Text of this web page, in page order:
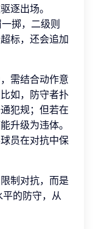
逐出场。
掷，二级则
标，还会追加
需结合动作意
如，防守者扑
犯规；但若在
升级为违体。
员在对抗中保
制对抗，而是
平的防守，从